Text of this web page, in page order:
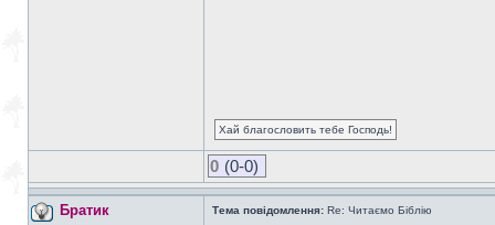
Хай благословить тебе Господь!
0 (0-0)
Братик Тема повідомлення: Re: Читаємо Біблію